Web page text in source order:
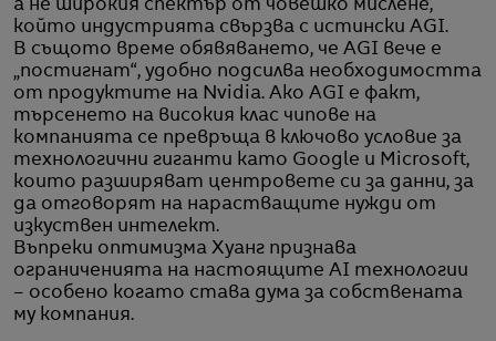
а не широкия спектър от човешко мислене,
който индустрията свързва с истински AGI.
В същото време обявяването, че AGI вече е
„постигнат“, удобно подсилва необходимостта
от продуктите на Nvidia. Ако AGI е факт,
търсенето на високия клас чипове на
компанията се превръща в ключово условие за
технологични гиганти като Google и Microsoft,
които разширяват центровете си за данни, за
да отговорят на нарастващите нужди от
изкуствен интелект.
Въпреки оптимизма Хуанг признава
ограниченията на настоящите AI технологии
– особено когато става дума за собствената
му компания.